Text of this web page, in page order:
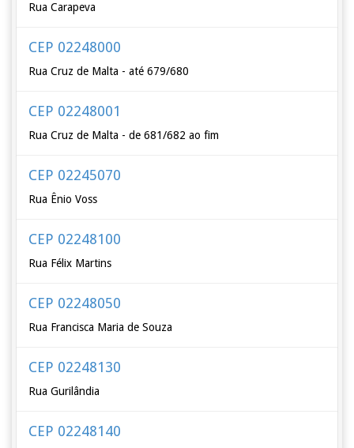
Rua Carapeva
CEP 02248000
Rua Cruz de Malta - até 679/680
CEP 02248001
Rua Cruz de Malta - de 681/682 ao fim
CEP 02245070
Rua Ênio Voss
CEP 02248100
Rua Félix Martins
CEP 02248050
Rua Francisca Maria de Souza
CEP 02248130
Rua Gurilândia
CEP 02248140